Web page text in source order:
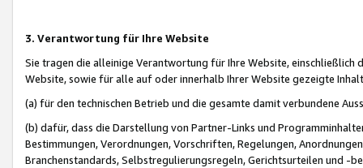
3. Verantwortung für Ihre Website
Sie tragen die alleinige Verantwortung für Ihre Website,
Website, sowie für alle auf oder innerhalb Ihrer Website gezeigte
(a) für den technischen Betrieb und die gesamte damit verbundene
(b) dafür, dass die Darstellung von Partner-Links und
Bestimmungen, Verordnungen, Vorschriften, Regelungen,
Branchenstandards, Selbstregulierungsregeln, Gerichtsurteilen und -